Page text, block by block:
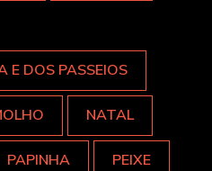
E DOS PASSEIOS
NATAL
PAPINHA PEIXE